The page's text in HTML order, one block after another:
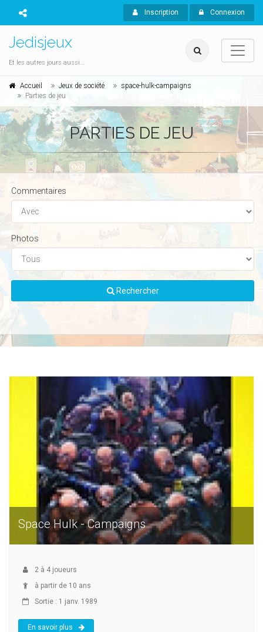
Inscription Connexion
Jedisjeux
Et les autres jours aussi...
Accueil Jeux de société
space-hulk-campaigns
Parties de jeu
PARTIES DE JEU
Commentaires
Photos
Rechercher
Space Hulk - Campaigns
2 à 4 joueurs
à partir de 10 ans
Sortie : 1 janv. 1989
En savoir plus